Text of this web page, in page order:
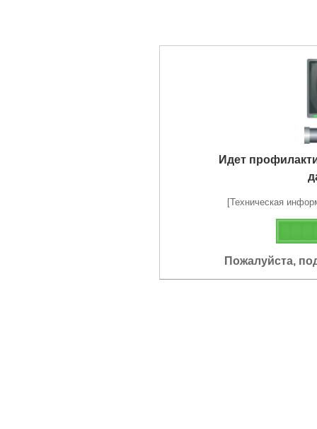
Идет
[Техническая
Пожалуйста,